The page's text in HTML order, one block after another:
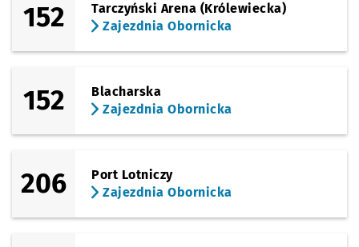
152
Tarczyński Arena (Królewiecka)
Zajezdnia Obornicka
152
Blacharska
Zajezdnia Obornicka
206
Port Lotniczy
Zajezdnia Obornicka